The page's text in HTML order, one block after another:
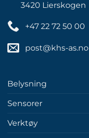
3420 Lierskogen
+47 22 72 50 00
post@khs-as.no
Belysning
Sensorer
Verktøy